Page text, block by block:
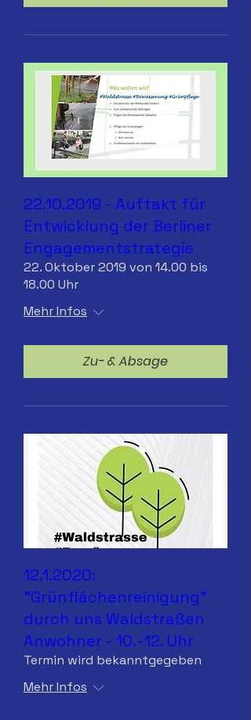
22.10.2019 - Auftakt für
Entwicklung der Berliner
Engagementstrategie
22. Oktober 2019 von 14.00 bis
18.00 Uhr
Mehr Infos
Zu- & Absage
12.1.2020:
"Grünflächenreinigung"
durch uns Waldstraßen
Anwohner - 10.-12. Uhr
Termin wird bekanntgegeben
Mehr Infos